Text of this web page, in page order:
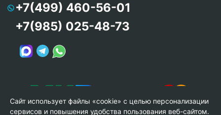
+7(499) 460-56-01
+7(985) 025-48-73
Сайт использует файлы «cookie» с целью персонализации
сервисов и повышения удобства пользования веб-сайтом.